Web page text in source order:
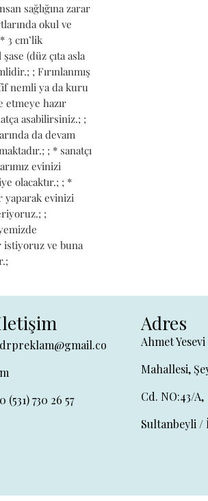
sağlığına zarar
okul ve
3 cm’lik
(düz çıta asla
; Fırınlanmış
nemli ya da kuru
etmeye hazır
asabilirsiniz.; ;
da devam
; * sanatçı
evinizi
olacaktır.; ; *
yaparak evinizi
;
istiyoruz ve buna
drpreklam@gmail.co
m
0 (531) 730 26 57
Adres
Ahmet Yesevi
Mahallesi,
Cd. NO:43/A,
Sultanbeyli /